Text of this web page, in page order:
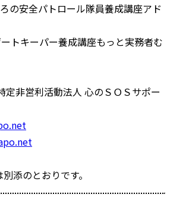
安全パトロール隊員養成講座アド
ーパー養成講座もっと実務者む
定非営利活動法人 心のＳＯＳサポー
添のとおりです。